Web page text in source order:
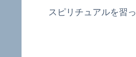
スピリチュアルを習